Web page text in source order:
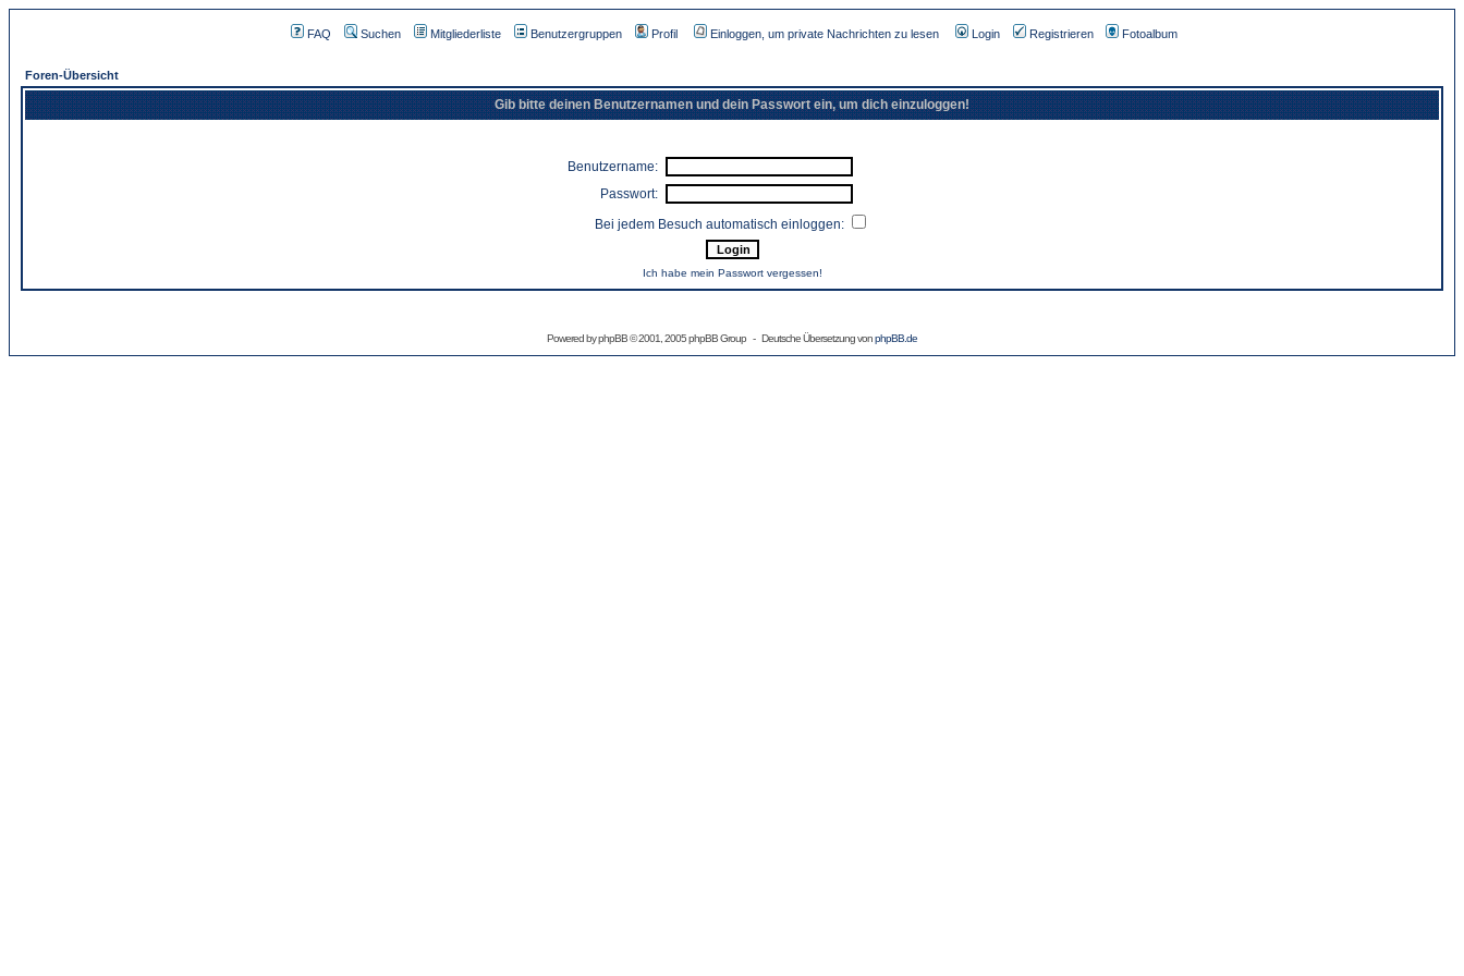
FAQ Suchen Mitgliederliste Benutzergruppen Profil Einloggen, um private Nachrichten zu lesen Login Registrieren Fotoalbum
Foren-Übersicht
Gib bitte deinen Benutzernamen und dein Passwort ein, um dich einzuloggen!
Benutzername:
Passwort:
Bei jedem Besuch automatisch einloggen:
Ich habe mein Passwort vergessen!
Powered byphpBB© 2001, 2005 phpBB Group - Deutsche Übersetzung vonphpBB.de